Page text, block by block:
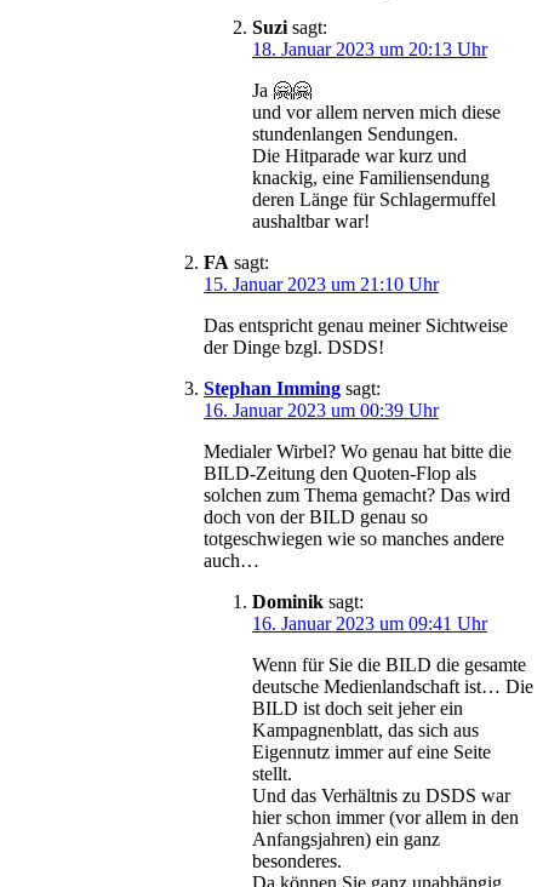
Suzi sagt:
18. Januar 2023 um 20:13 Uhr
Ja 🤗🤗
und vor allem nerven mich diese
stundenlangen Sendungen.
Die Hitparade war kurz und
knackig, eine Familiensendung
deren Länge für Schlagermuffel
aushaltbar war!
FA sagt:
15. Januar 2023 um 21:10 Uhr
Das entspricht genau meiner Sichtweise
der Dinge bzgl. DSDS!
Stephan Imming sagt:
16. Januar 2023 um 00:39 Uhr
Medialer Wirbel? Wo genau hat bitte die
BILD-Zeitung den Quoten-Flop als
solchen zum Thema gemacht? Das wird
doch von der BILD genau so
totgeschwiegen wie so manches andere
auch…
Dominik sagt:
16. Januar 2023 um 09:41 Uhr
Wenn für Sie die BILD die gesamte
deutsche Medienlandschaft ist… Die
BILD ist doch seit jeher ein
Kampagnenblatt, das sich aus
Eigennutz immer auf eine Seite
stellt.
Und das Verhältnis zu DSDS war
hier schon immer (vor allem in den
Anfangsjahren) ein ganz
besonderes.
Da können Sie ganz unabhängig